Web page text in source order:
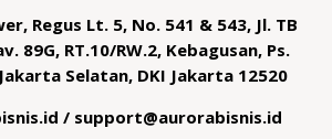
Regus Lt. 5, No. 541 & 543, Jl. TB
89G, RT.10/RW.2, Kebagusan, Ps.
Selatan, DKI Jakarta 12520
/ support@aurorabisnis.id